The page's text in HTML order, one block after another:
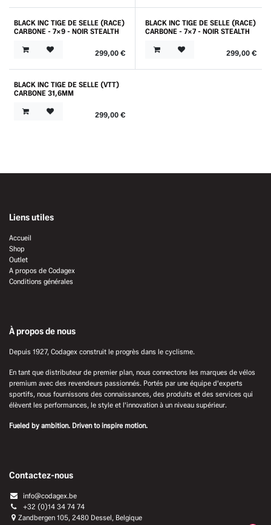
BLACK INC TIGE DE SELLE (RACE)
CARBONE - 7X9 - NOIR STEALTH
299,00€
BLACK INC TIGE DE SELLE (RACE)
CARBONE - 7X7 - NOIR STEALTH
299,00€
BLACK INC TIGE DE SELLE (VTT)
CARBONE 31,6MM
299,00€
Liens utiles
Accueil
Shop
Outlet
A propos de Codagex
Conditions générales
À propos de nous
Depuis 1927, Codagex construit le progrès dans le cyclisme.
En tant que distributeur de premier plan, nous connectons les marques de vélos
premium avec des revendeurs passionnés. Portés par une équipe d'experts
sportifs, nous fournissons des connaissances, des produits et des services qui
élèvent les performances, le style et l'innovation à un niveau supérieur.
Fueled by ambition. Driven to inspire motion.
Contactez-nous
info@codagex.be
+32 (0)14 34 74 74​
Zandbergen 105, 2480 Dessel, Belgique